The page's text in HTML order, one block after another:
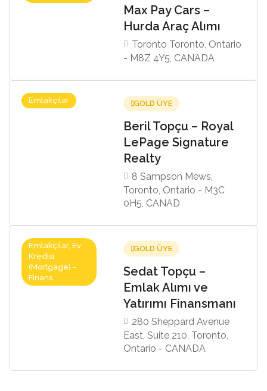
Max Pay Cars –
Hurda Araç Alımı
Toronto Toronto, Ontario
- M8Z 4Y5, CANADA
Emlakçılar GOLD ÜYE
Beril Topçu – Royal
LePage Signature
Realty
8 Sampson Mews,
Toronto, Ontario - M3C
0H5, CANAD
Emlakçılar, Ev
Kredisi
(Mortgage) -
Finans
GOLD ÜYE
Sedat Topçu –
Emlak Alımı ve
Yatırımı Finansmanı
280 Sheppard Avenue
East, Suite 210, Toronto,
Ontario - CANADA